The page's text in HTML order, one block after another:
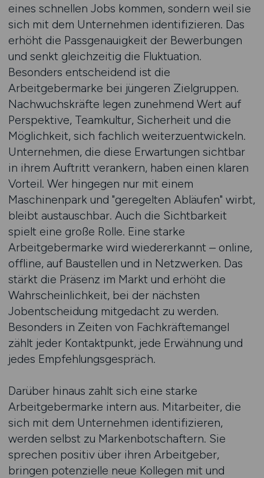
eines schnellen Jobs kommen, sondern weil sie
sich mit dem Unternehmen identifizieren. Das
erhöht die Passgenauigkeit der Bewerbungen
und senkt gleichzeitig die Fluktuation.
Besonders entscheidend ist die
Arbeitgebermarke bei jüngeren Zielgruppen.
Nachwuchskräfte legen zunehmend Wert auf
Perspektive, Teamkultur, Sicherheit und die
Möglichkeit, sich fachlich weiterzuentwickeln.
Unternehmen, die diese Erwartungen sichtbar
in ihrem Auftritt verankern, haben einen klaren
Vorteil. Wer hingegen nur mit einem
Maschinenpark und "geregelten Abläufen" wirbt,
bleibt austauschbar. Auch die Sichtbarkeit
spielt eine große Rolle. Eine starke
Arbeitgebermarke wird wiedererkannt – online,
offline, auf Baustellen und in Netzwerken. Das
stärkt die Präsenz im Markt und erhöht die
Wahrscheinlichkeit, bei der nächsten
Jobentscheidung mitgedacht zu werden.
Besonders in Zeiten von Fachkräftemangel
zählt jeder Kontaktpunkt, jede Erwähnung und
jedes Empfehlungsgespräch.
Darüber hinaus zahlt sich eine starke
Arbeitgebermarke intern aus. Mitarbeiter, die
sich mit dem Unternehmen identifizieren,
werden selbst zu Markenbotschaftern. Sie
sprechen positiv über ihren Arbeitgeber,
bringen potenzielle neue Kollegen mit und